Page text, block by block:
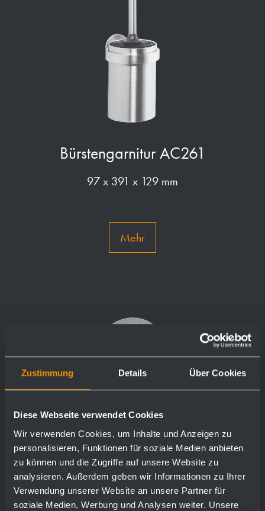
Zustimmung Details Über Cookies
Diese Webseite verwendet Cookies
Wir verwenden Cookies, um Inhalte und Anzeigen zu
personalisieren, Funktionen für soziale Medien anbieten
zu können und die Zugriffe auf unsere Website zu
analysieren. Außerdem geben wir Informationen zu Ihrer
Verwendung unserer Website an unsere Partner für
soziale Medien, Werbung und Analysen weiter. Unsere
Bürstengarnitur AC261
97 x 391 x 129 mm
Mehr